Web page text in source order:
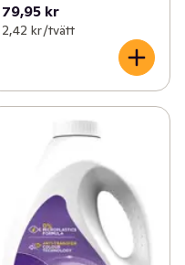
79,95 kr
2,42 kr /tvätt